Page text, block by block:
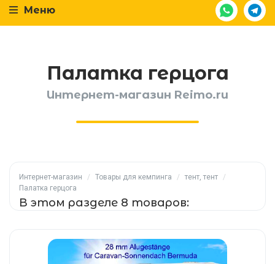
Меню
Палатка герцога
Интернет-магазин Reimo.ru
Интернет-магазин / Товары для кемпинга / тент, тент
/
Палатка герцога
В этом разделе 8 товаров: